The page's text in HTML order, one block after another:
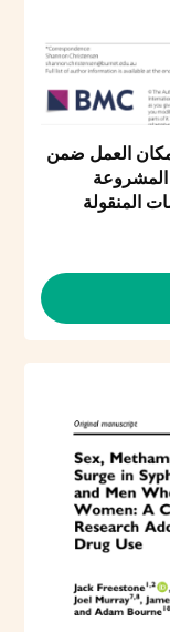
العمل ضمن
المشروعة
المنقولة